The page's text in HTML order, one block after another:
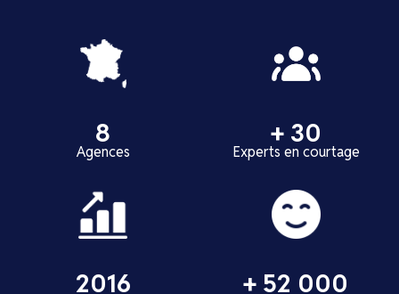
8
Agences
+ 30
Experts en courtage
2016 + 52 000